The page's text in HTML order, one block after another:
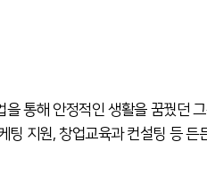
통해 안정적인 생활을 꿈꿨던
팅 지원, 창업교육과 컨설팅 등 든